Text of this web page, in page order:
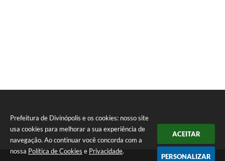
Prefeitura de Divinópolis e os cookies: nosso site
usa cookies para melhorar a sua experiência de
navegação. Ao continuar você concorda com a
nossa Política de Cookies e Privacidade.
ACEITAR
PERSONALIZAR